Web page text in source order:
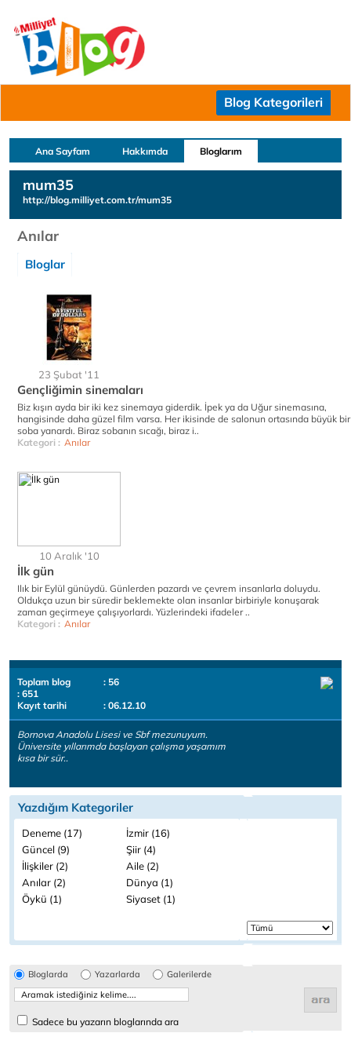
Blog Kategorileri
Ana Sayfam Hakkımda Bloglarım
mum35
http://blog.milliyet.com.tr/mum35
Anılar
Bloglar
23 Şubat '11
Gençliğimin sinemaları
Biz kışın ayda bir iki kez sinemaya giderdik. İpek ya da Uğur sinemasına,
hangisinde daha güzel film varsa. Her ikisinde de salonun ortasında büyük bir
soba yanardı. Biraz sobanın sıcağı, biraz i..
Kategori : Anılar
10 Aralık '10
İlk gün
Ilık bir Eylül günüydü. Günlerden pazardı ve çevrem insanlarla doluydu.
Oldukça uzun bir süredir beklemekte olan insanlar birbiriyle konuşarak
zaman geçirmeye çalışıyorlardı. Yüzlerindeki ifadeler ..
Kategori : Anılar
Toplam blog
: 56
: 651
Kayıt tarihi
: 06.12.10
Bornova Anadolu Lisesi ve Sbf mezunuyum.
Üniversite yıllarımda başlayan çalışma yaşamım
kısa bir sür..
Yazdığım Kategoriler
Deneme (17)
İzmir (16)
Güncel (9)
Şiir (4)
İlişkiler (2)
Aile (2)
Anılar (2)
Dünya (1)
Öykü (1)
Siyaset (1)
Bloglarda Yazarlarda Galerilerde
Sadece bu yazarın bloglarında ara